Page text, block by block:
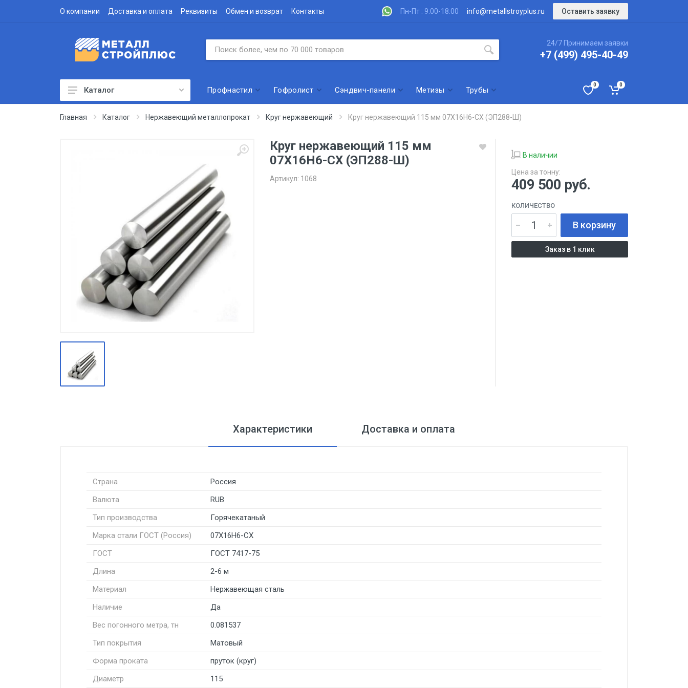
О компании Доставка и оплата Реквизиты Обмен и возврат Контакты Пн-Пт : 9:00-18:00 info@metallstroyplus.ru Оставить заявку
24/7 Принимаем заявки
+7 (499) 495-40-49
Профнастил
Производство
Штакетник
Черный металлопрокат
Нержавеющий металлопрокат
метизы
Оцинкованный металлопрокат
Запорная арматура
Каталог Профнастил Гофролист Сэндвич-панели Метизы Трубы
0 0
Главная Каталог Нержавеющий металлопрокат Круг нержавеющий Круг нержавеющий 115 мм 07Х16Н6-СХ (ЭП288-Ш)
Круг нержавеющий 115 мм
07Х16Н6-СХ (ЭП288-Ш)
Артикул: 1068
В наличии
Цена за тонну:
409 500 руб.
КОЛИЧЕСТВО
В корзину
Заказ в 1 клик
Характеристики Доставка и оплата
Страна
Россия
Валюта
RUB
Тип производства
Горячекатаный
Марка стали ГОСТ (Россия)
07Х16Н6-СХ
ГОСТ
ГОСТ 7417-75
Длина
2-6 м
Материал
Нержавеющая сталь
Наличие
Да
Вес погонного метра, тн
0.081537
Тип покрытия
Матовый
Форма проката
пруток (круг)
Диаметр
115